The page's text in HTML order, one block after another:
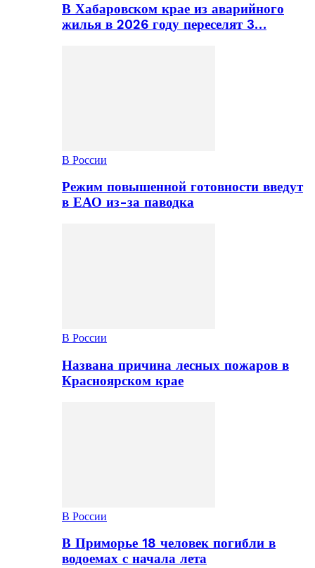
В Хабаровском крае из аварийного
жилья в 2026 году переселят 3…
В России
Режим повышенной готовности введут
в ЕАО из-за паводка
В России
Названа причина лесных пожаров в
Красноярском крае
В России
В Приморье 18 человек погибли в
водоемах с начала лета